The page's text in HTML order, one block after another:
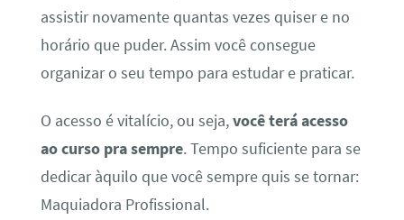
assistir novamente quantas vezes quiser e no
horário que puder. Assim você consegue
organizar o seu tempo para estudar e praticar.
O acesso é vitalício, ou seja,você terá acesso
ao curso pra sempre. Tempo suficiente para se
dedicar àquilo que você sempre quis se tornar:
Maquiadora Profissional.